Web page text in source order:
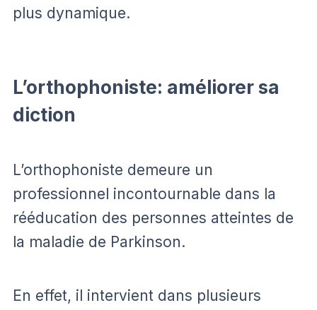
plus dynamique.
L’orthophoniste: améliorer sa
diction
L’orthophoniste demeure un
professionnel incontournable dans la
rééducation des personnes atteintes de
la maladie de Parkinson.
En effet, il intervient dans plusieurs